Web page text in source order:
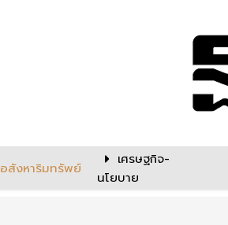
อสังหาริมทรัพย์
เศรษฐกิจ-
นโยบาย